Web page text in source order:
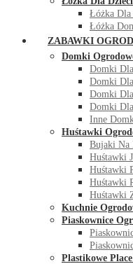
Łóżka
Łóżka
ZABAWKI
Domki
Domki
Domki
Domki
Domki
Inne
Huśtawki
Bujaki Na
Huśtawki
Huśtawki
Huśtawki
Huśtawki
Kuchnie
Piaskownice
Plastikowe